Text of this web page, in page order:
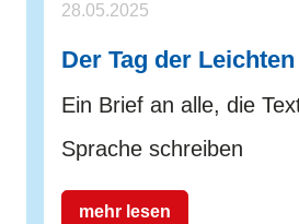
28.05.2025
Der Tag der
Ein Brief an alle, die
Sprache schreiben
mehr lesen